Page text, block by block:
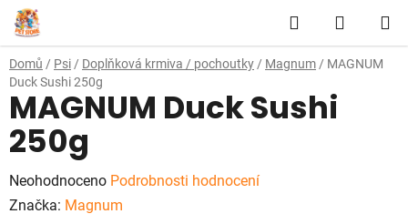
Přejít
na
obsah
Hledat
KOŠÍK
Domů / Psi / Doplňková krmiva / pochoutky / Magnum / MAGNUM
Duck Sushi 250g
MAGNUM Duck Sushi
250g
Průměrné
hodnocení
Neohodnoceno Podrobnosti hodnocení
Značka: Magnum